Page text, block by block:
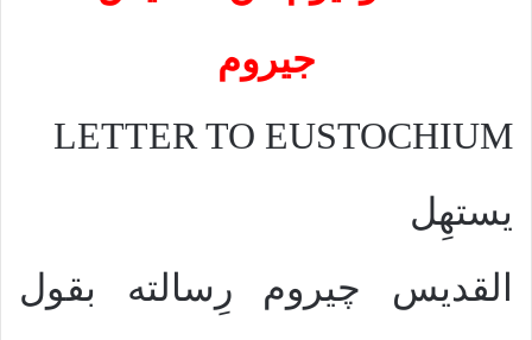
جيروم
LETTER TO EUSTOCHIUM
يستهِل
القديس چيروم رِسالته بقول